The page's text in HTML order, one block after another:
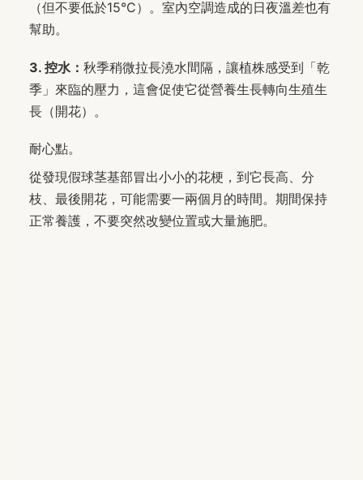
（但不要低於15°C）。室內空調造成的日夜溫差也有
幫助。
3. 控水： 秋季稍微拉長澆水間隔，讓植株感受到「乾
季」來臨的壓力，這會促使它從營養生長轉向生殖生
長（開花）。
耐心點。
從發現假球茎基部冒出小小的花梗，到它長高、分
枝、最後開花，可能需要一兩個月的時間。期間保持
正常養護，不要突然改變位置或大量施肥。